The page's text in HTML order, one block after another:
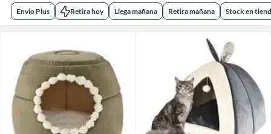
Envio Plus Retira hoy Llega mañana Retira mañana Stock en